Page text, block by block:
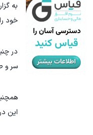
به
خود
در
سر و
این